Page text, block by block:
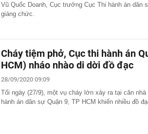
Vũ Quốc Doanh, Cục trưởng Cục Thi hành án dân
giáng chức.
Cháy tiệm phở, Cục thi hành án
HCM) nháo nhào di dời đồ đạc
28/09/2020 09:09
Tối ngày (27/9), một vụ cháy lớn xảy ra tại căn nhà
hành án dân sự Quận 9, TP HCM khiến nhiều đồ